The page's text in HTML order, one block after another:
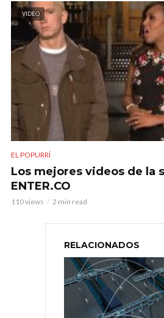
VIDEO
EL POPURRÍ
Los mejores videos de la
ENTER.CO
110 views 2 min read
RELACIONADOS